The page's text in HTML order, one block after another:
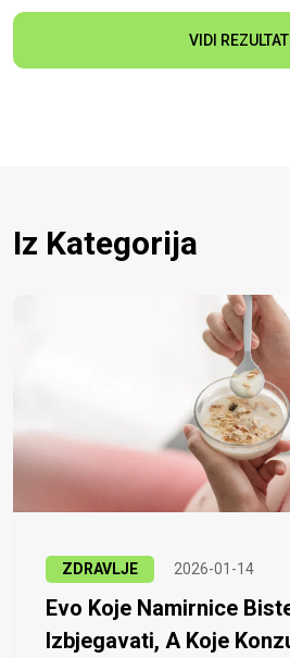
VIDI
Iz Kategorija
ZDRAVLJE 2026-01-14
Evo Koje Namirnice
Izbjegavati, A Koje